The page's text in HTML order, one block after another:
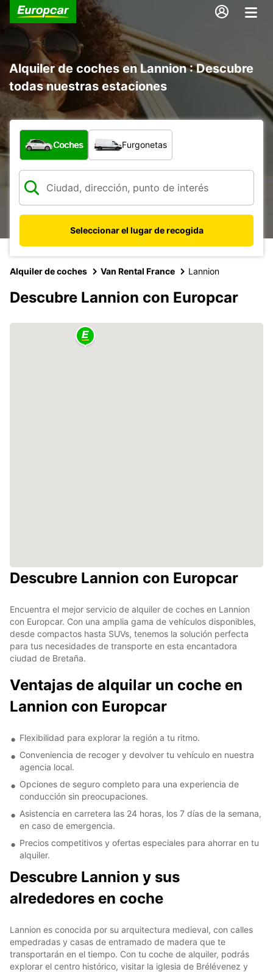
Alquiler de coches en Lannion : Descubre
todas nuestras estaciones
¿Qué tipo de vehículo?
Coches Furgonetas
Seleccionar el lugar de recogida
Alquiler de coches Van Rental France Lannion
Descubre Lannion con Europcar
Descubre Lannion con Europcar
Encuentra el mejor servicio de alquiler de coches en Lannion
con Europcar. Con una amplia gama de vehículos disponibles,
desde compactos hasta SUVs, tenemos la solución perfecta
para tus necesidades de transporte en esta encantadora
ciudad de Bretaña.
Ventajas de alquilar un coche en
Lannion con Europcar
Flexibilidad para explorar la región a tu ritmo.
Conveniencia de recoger y devolver tu vehículo en nuestra
agencia local.
Opciones de seguro completo para una experiencia de
conducción sin preocupaciones.
Asistencia en carretera las 24 horas, los 7 días de la semana,
en caso de emergencia.
Precios competitivos y ofertas especiales para ahorrar en tu
alquiler.
Descubre Lannion y sus
alrededores en coche
Lannion es conocida por su arquitectura medieval, con calles
empedradas y casas de entramado de madera que te
transportarán en el tiempo. Con tu coche de alquiler, podrás
explorar el centro histórico, visitar la iglesia de Brélévenez y